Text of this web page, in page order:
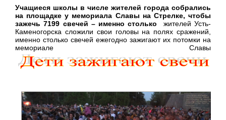
Учащиеся школы в числе жителей города собрались
на площадке у мемориала Славы на Стрелке, чтобы
зажечь 7199 свечей – именно столько
жителей Усть-
Каменогорска сложили свои головы на полях сражений,
именно столько свечей ежегодно зажигают их потомки на
мемориале Славы